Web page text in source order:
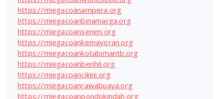
https://miegacoanampera.org
https://miegacoanbinamarga.org
https://miegacoansenen.org
https://miegacoankemayoran.org
https://miegacoankotabimantb.org
https://miegacoanbenhil.org
https://miegacoancikini.org
https://miegacoanrawabuaya.org
https://miegacoanpondokindah.org